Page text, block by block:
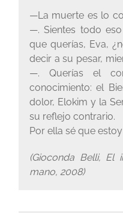
—La muerte es lo
—. Sientes todo
que querías, Eva,
decir a su pesar,
—. Querías el
conocimiento: el
dolor, Elokim y la
su reflejo contrario.
Por ella sé que
(Gioconda Belli,
mano, 2008)